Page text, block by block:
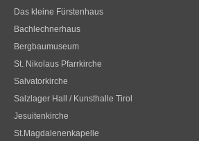
Das kleine Fürstenhaus
Bachlechnerhaus
Bergbaumuseum
St. Nikolaus Pfarrkirche
Salvatorkirche
Salzlager Hall / Kunsthalle Tirol
Jesuitenkirche
St.Magdalenenkapelle